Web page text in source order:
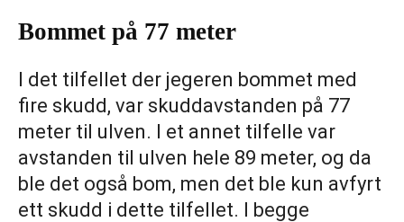
Bommet på 77 meter
I det tilfellet der jegeren bommet med
fire skudd, var skuddavstanden på 77
meter til ulven. I et annet tilfelle var
avstanden til ulven hele 89 meter, og da
ble det også bom, men det ble kun avfyrt
ett skudd i dette tilfellet. I begge